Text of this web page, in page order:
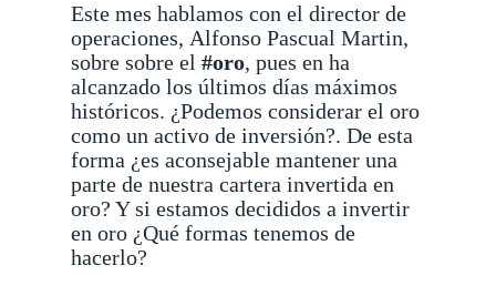
Este mes hablamos con el director de
operaciones, Alfonso Pascual Martin,
sobre sobre el#oro, pues en ha
alcanzado los últimos días máximos
históricos. ¿Podemos considerar el oro
como un activo de inversión?. De esta
forma ¿es aconsejable mantener una
parte de nuestra cartera invertida en
oro? Y si estamos decididos a invertir
en oro ¿Qué formas tenemos de
hacerlo?